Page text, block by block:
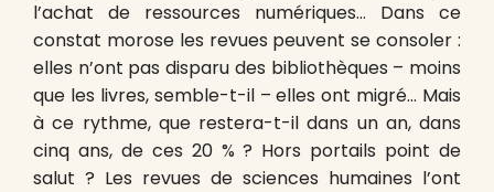
l’achat de ressources numériques… Dans ce
constat morose les revues peuvent se consoler :
elles n’ont pas disparu des bibliothèques – moins
que les livres, semble-t-il – elles ont migré… Mais
à ce rythme, que restera-t-il dans un an, dans
cinq ans, de ces 20 % ? Hors portails point de
salut ? Les revues de sciences humaines l’ont